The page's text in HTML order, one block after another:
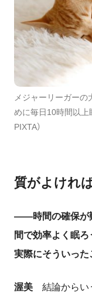
メジャーリーガーの
めに毎日10時間以上
PIXTA）
質がよけれ
――時間の確保が
間で効率よく眠ろ
実際にそういった
渥美 結論からい